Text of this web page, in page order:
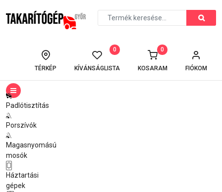
FIÓKOM
KOSARAM
0
KÍVÁNSÁGLISTA
0
TÉRKÉP
Padlótisztítás
Porszívók
Magasnyomású
mosók
Háztartási
gépek